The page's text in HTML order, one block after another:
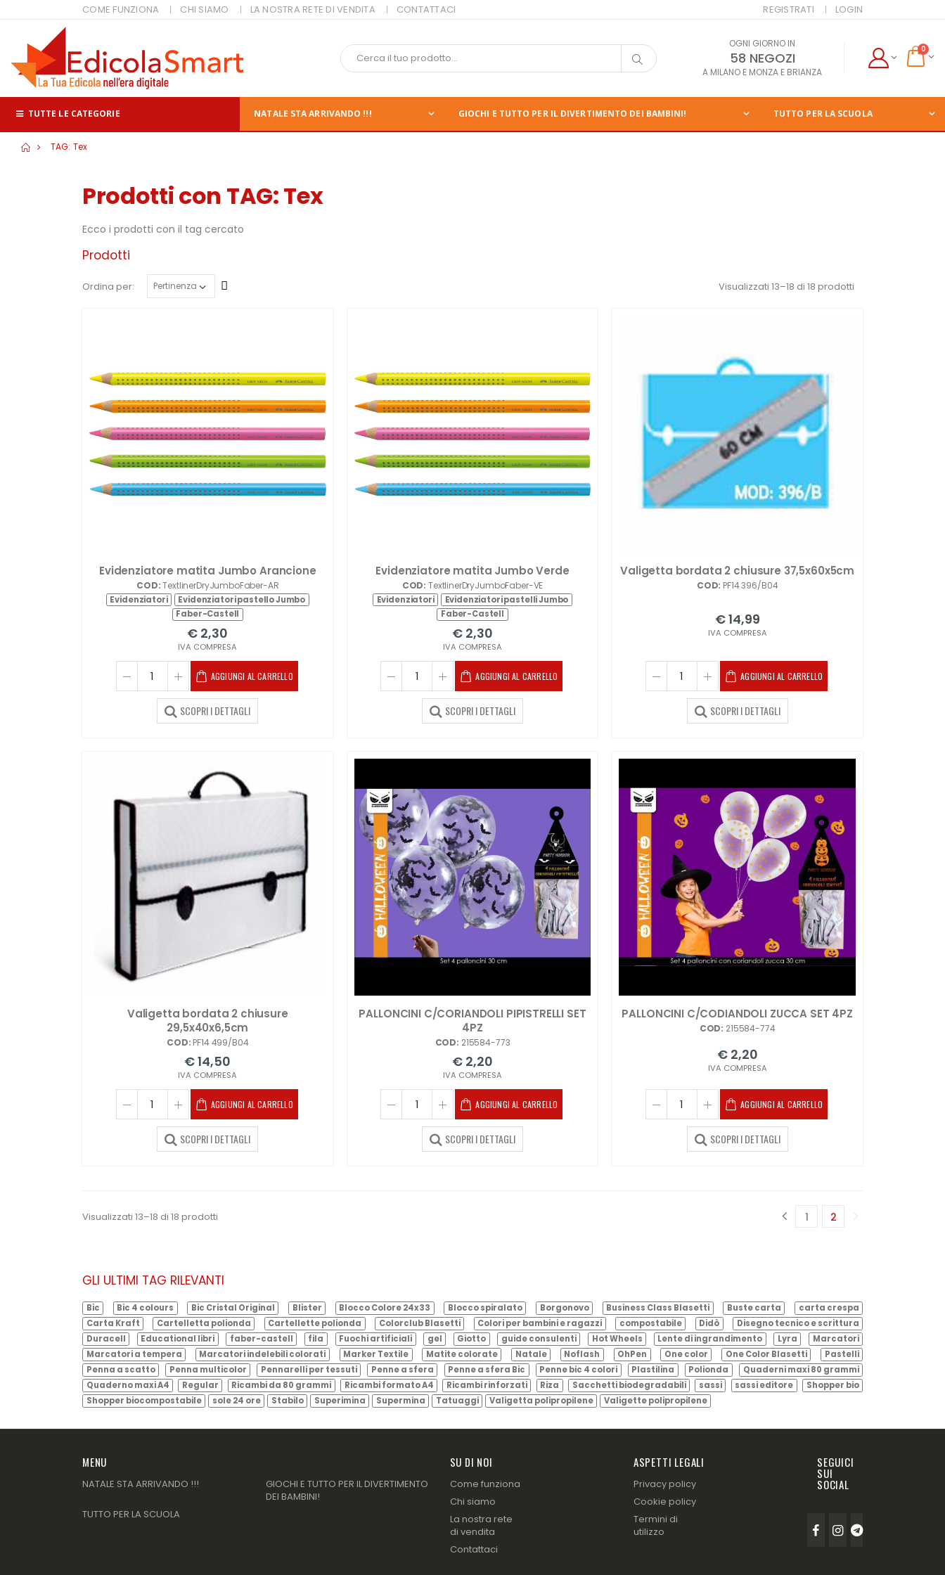
COME FUNZIONA CHI SIAMO LA NOSTRA RETE DI VENDITA CONTATTACI REGISTRATI LOGIN
OGNI GIORNO IN
58 NEGOZI
A MILANO E MONZA E BRIANZA
0
TUTTE LE CATEGORIE NATALE STA ARRIVANDO !!! GIOCHI E TUTTO PER IL DIVERTIMENTO DEI BAMBINI! TUTTO PER LA SCUOLA
TAG: Tex
Prodotti con TAG: Tex
Ecco i prodotti con il tag cercato
Prodotti
Ordina per: Visualizzati 13–18 di 18 prodotti
Evidenziatore matita Jumbo Arancione
COD:TextlinerDryJumboFaber-AR
Evidenziatori
Evidenziatori pastello Jumbo
Faber-Castell
€ 2,30
IVA COMPRESA
AGGIUNGI AL CARRELLO
SCOPRI I DETTAGLI
Evidenziatore matita Jumbo Verde
COD: TextlinerDryJumboFaber-VE
Evidenziatori
Evidenziatori pastelli Jumbo
Faber-Castell
€ 2,30
IVA COMPRESA
AGGIUNGI AL CARRELLO
SCOPRI I DETTAGLI
Valigetta bordata 2 chiusure 37,5x60x5cm
COD: PF14 396/B04
€ 14,99
IVA COMPRESA
AGGIUNGI AL CARRELLO
SCOPRI I DETTAGLI
Valigetta bordata 2 chiusure
29,5x40x6,5cm
COD: PF14 499/B04
€ 14,50
IVA COMPRESA
AGGIUNGI AL CARRELLO
SCOPRI I DETTAGLI
PALLONCINI C/CORIANDOLI PIPISTRELLI SET
4PZ
COD: 215584-773
€ 2,20
IVA COMPRESA
AGGIUNGI AL CARRELLO
SCOPRI I DETTAGLI
PALLONCINI C/CODIANDOLI ZUCCA SET 4PZ
COD: 215584-774
€ 2,20
IVA COMPRESA
AGGIUNGI AL CARRELLO
SCOPRI I DETTAGLI
Visualizzati 13–18 di 18 prodotti 1 2(corrente)
GLI ULTIMI TAG RILEVANTI
Bic Bic 4 colours Bic Cristal Original Blister Blocco Colore 24x33 Blocco spiralato Borgonovo Business Class Blasetti Buste carta
carta crespa
Carta Kraft
Cartelletta polionda Cartellette polionda Colorclub Blasetti Colori per bambini e ragazzi compostabile Didò
Disegno tecnico e scrittura
Duracell
Educational libri faber-castell fila Fuochi artificiali gel Giotto guide consulenti Hot Wheels Lente di ingrandimento Lyra
Marcatori
Marcatori a tempera
Marcatori indelebili colorati Marker Textile Matite colorate Natale Noflash OhPen One color One Color Blasetti
Pastelli
Penna a scatto
Penna multicolor Pennarelli per tessuti Penne a sfera Penne a sfera Bic Penne bic 4 colori Plastilina Polionda
Quaderni maxi 80 grammi
Quaderno maxi A4
Regular Ricambi da 80 grammi Ricambi formato A4 Ricambi rinforzati Riza Sacchetti biodegradabili sassi sassi editore
Shopper bio
Shopper biocompostabile
sole 24 ore Stabilo Superimina Supermina Tatuaggi Valigetta polipropilene Valigette polipropilene
MENU
NATALE STA ARRIVANDO !!!
GIOCHI E TUTTO PER IL DIVERTIMENTO
DEI BAMBINI!
TUTTO PER LA SCUOLA
SU DI NOI
Come funziona
Chi siamo
La nostra rete
di vendita
Contattaci
ASPETTI LEGALI
Privacy policy
Cookie policy
Termini di
utilizzo
SEGUICI
SUI
SOCIAL